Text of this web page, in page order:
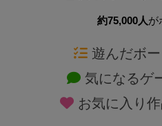
商品名、商品説明文、デザイナー
対象年齢を指定します。
約75,000人が
遊んだボ
気になるゲ
お気に入り